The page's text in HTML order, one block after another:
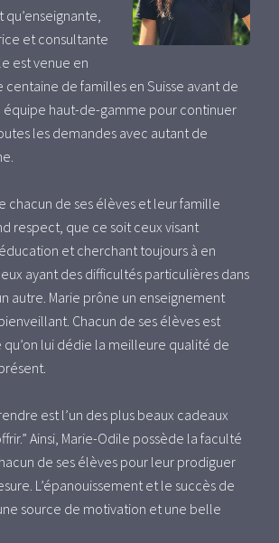
et consultante
est venue en
centaine de familles en Suisse avant de
équipe haut-de-gamme pour continuer
les demandes avec autant de
chacun de ses élèves et leur famille
respect, que ce soit ceux visant
et cherchant toujours à en
ayant des difficultés particulières dans
autre. Marie prône un enseignement
Chacun de ses élèves est
lui dédie la meilleure qualité de
est l’un des plus beaux cadeaux
Ainsi, Marie-Odile possède la faculté
de ses élèves pour leur prodiguer
L’épanouissement et le succès de
source de motivation et une belle